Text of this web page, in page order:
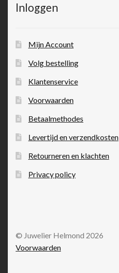
Inloggen
Mijn Account
Volg bestelling
Klantenservice
Voorwaarden
Betaalmethodes
Levertijd en verzendkosten
Retourneren en klachten
Privacy policy
© Juwelier Helmond 2026
Voorwaarden